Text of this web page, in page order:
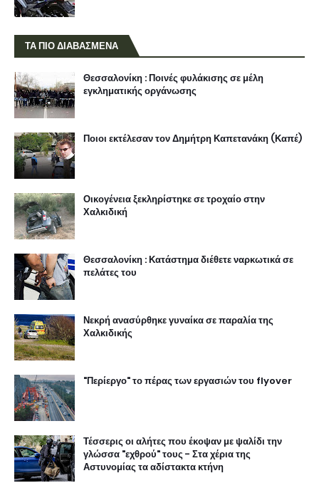
ΤΑ ΠΙΟ ΔΙΑΒΑΣΜΕΝΑ
Θεσσαλονίκη : Ποινές φυλάκισης σε μέλη
εγκληματικής οργάνωσης
Ποιοι εκτέλεσαν τον Δημήτρη Καπετανάκη (Καπέ)
Οικογένεια ξεκληρίστηκε σε τροχαίο στην
Χαλκιδική
Θεσσαλονίκη : Κατάστημα διέθετε ναρκωτικά σε
πελάτες του
Νεκρή ανασύρθηκε γυναίκα σε παραλία της
Χαλκιδικής
"Περίεργο" το πέρας των εργασιών του flyover
Τέσσερις οι αλήτες που έκοψαν με ψαλίδι την
γλώσσα "εχθρού" τους - Στα χέρια της
Αστυνομίας τα αδίστακτα κτήνη